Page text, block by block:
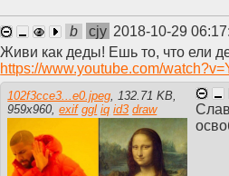
b cjy 2018-10-29
Живи как деды! Ешь то, что ели
https://www.youtube.com/
102f3cce3...e0.jpeg 132.71 KB
959x960 ,exif ggl iq id3 draw